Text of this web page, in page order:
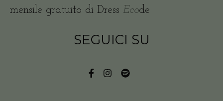
mensile gratuito di Dress Ecode
SEGUICI SU